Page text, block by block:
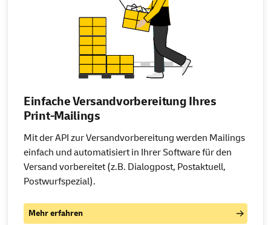
Einfache Versandvorbereitung Ihres
Print-Mailings
Mit der API zur Versandvorbereitung werden Mailings
einfach und automatisiert in Ihrer Software für den
Versand vorbereitet (z.B. Dialogpost, Postaktuell,
Postwurfspezial).
Mehr erfahren